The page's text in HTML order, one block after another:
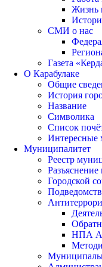
Жизнь
СМИ о нас
Газета
О Карабулаке
Общие
История
Название
Символика
Список
Интересные
Муниципалитет
Реестр
Городской
НПА